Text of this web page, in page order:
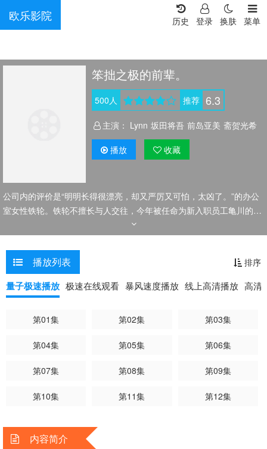
欧乐影院 菜单
换肤
登录
历史
笨拙之极的前辈。
500人 推荐 6.3
主演： Lynn 坂田将吾 前岛亚美 斋贺光希
播放 收藏
公司内的评价是“明明长得很漂亮，却又严厉又可怕，太凶了。”的办公
室女性铁轮。铁轮不擅长与人交往，今年被任命为新入职员工亀川的指
导员。为了亀川，铁轮尽力作为指导员表现自己，但……
播放列表 排序
量子极速播放 极速在线观看 暴风速度播放 线上高清播放 高清
第01集 第02集 第03集
第04集 第05集 第06集
第07集 第08集 第09集
第10集 第11集 第12集
内容简介